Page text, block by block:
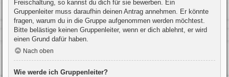
Freischaltung, so kannst du dich für sie bewerben. Ein
Gruppenleiter muss daraufhin deinen Antrag annehmen. Er könnte
fragen, warum du in die Gruppe aufgenommen werden möchtest.
Bitte belästige keinen Gruppenleiter, wenn er dich ablehnt, er wird
einen Grund dafür haben.
Nach oben
Wie werde ich Gruppenleiter?